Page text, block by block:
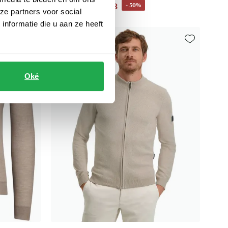
partners voor social
die u aan ze heeft
Oké
€ 149,95 € 74,98 - 50%